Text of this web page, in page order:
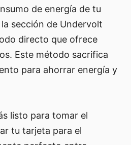
de energía de tu
la sección de Undervolt
directo que ofrece
Este método sacrifica
para ahorrar energía y
listo para tomar el
tu tarjeta para el